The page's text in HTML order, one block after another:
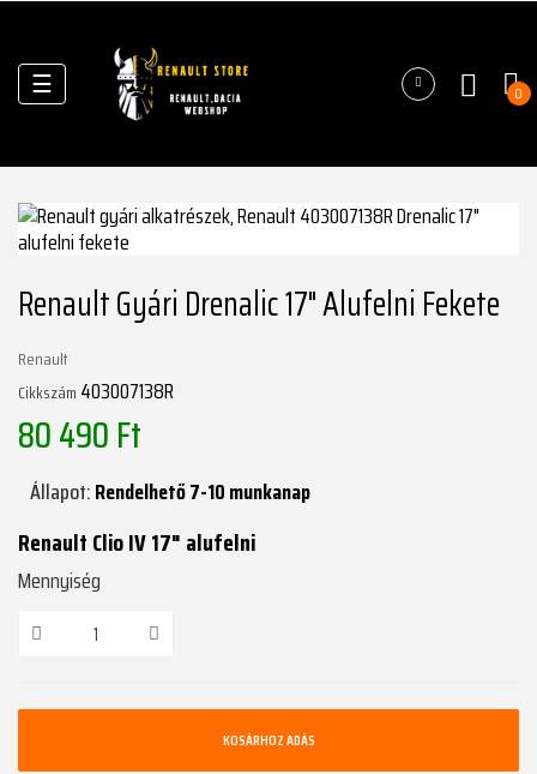
Váltás
a
navigációhoz
☰ 0
Renault Gyári Drenalic 17" Alufelni Fekete
Renault
Cikkszám 403007138R
80 490 Ft
Állapot:Rendelhető 7-10 munkanap
Renault Clio IV 17" alufelni
Mennyiség
KOSÁRHOZ ADÁS